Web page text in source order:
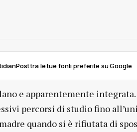
tra le tue fonti preferite su Google
e apparentemente
percorsi di studio fino
quando si è rifiutata di